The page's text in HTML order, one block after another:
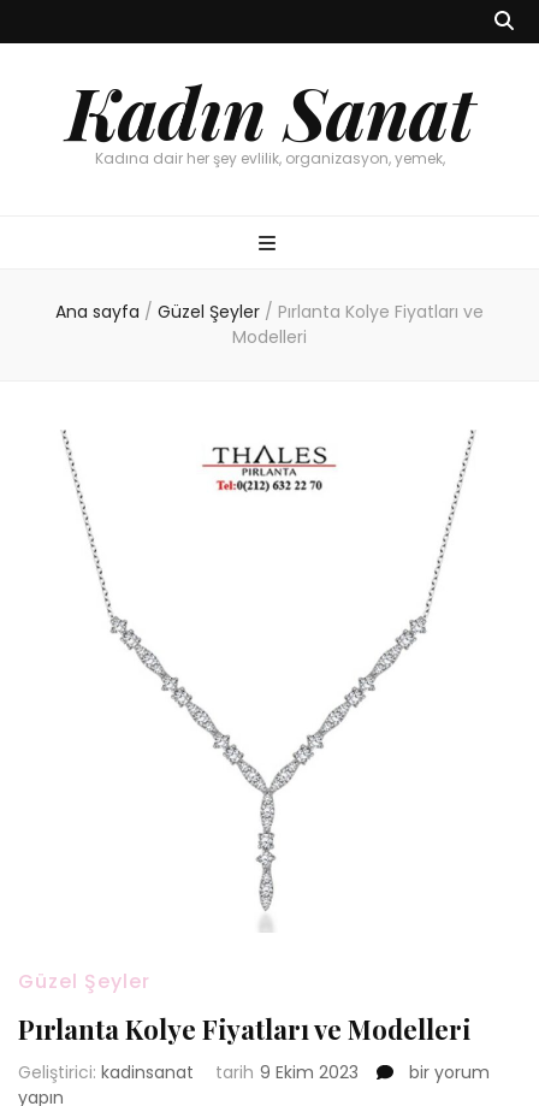
Kadın Sanat
Kadına dair her şey evlilik, organizasyon, yemek,
Ana sayfa / Güzel Şeyler / Pırlanta Kolye Fiyatları ve
Modelleri
Güzel Şeyler
Pırlanta Kolye Fiyatları ve Modelleri
Geliştirici: kadinsanat tarih 9 Ekim 2023
Pırlanta
bir yorum
yapın